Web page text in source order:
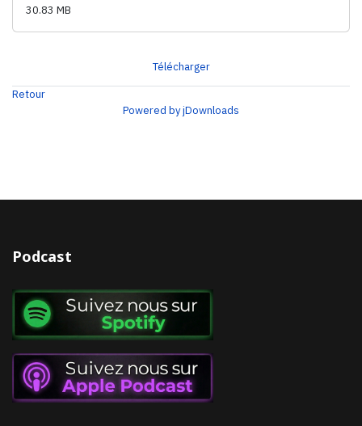
30.83 MB
Télécharger
Retour
Powered by jDownloads
Podcast